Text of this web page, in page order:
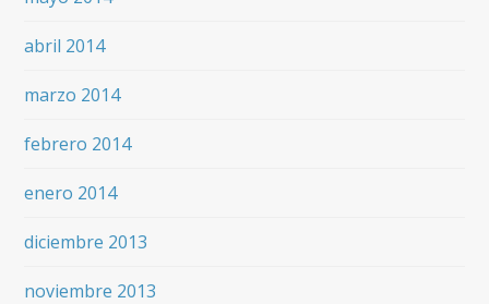
abril 2014
marzo 2014
febrero 2014
enero 2014
diciembre 2013
noviembre 2013